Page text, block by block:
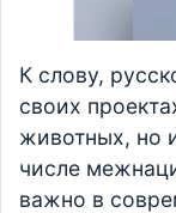
К слову,
своих
животных, но
числе
важно в